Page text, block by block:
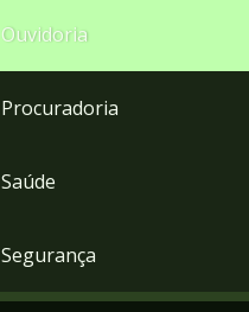
Ouvidoria
Procuradoria
Saúde
Segurança